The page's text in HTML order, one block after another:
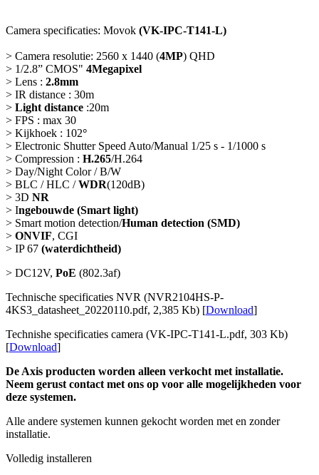
Camera specificaties: Movok (VK-IPC-T141-L)
> Camera resolutie: 2560 x 1440 (4MP) QHD
> 1/2.8” CMOS" 4Megapixel
> Lens : 2.8mm
> IR distance : 30m
> Light distance :20m
> FPS : max 30
> Kijkhoek : 102°
> Electronic Shutter Speed Auto/Manual 1/25 s - 1/1000 s
> Compression : H.265/H.264
> Day/Night Color / B/W
> BLC / HLC /WDR(120dB)
> 3D NR
> Ingebouwde (Smart light)
> Smart motion detection/Human detection (SMD)
> ONVIF, CGI
> IP 67 (waterdichtheid)
> DC12V, PoE (802.3af)
Technische specificaties NVR (NVR2104HS-P-
4KS3_datasheet_20220110.pdf, 2,385 Kb) [Download]
Technishe specificaties camera (VK-IPC-T141-L.pdf, 303 Kb)
[Download]
De Axis producten worden alleen verkocht met installatie.
Neem gerust contact met ons op voor alle mogelijkheden voor
deze systemen.
Alle andere systemen kunnen gekocht worden met en zonder
installatie.
Volledig installeren